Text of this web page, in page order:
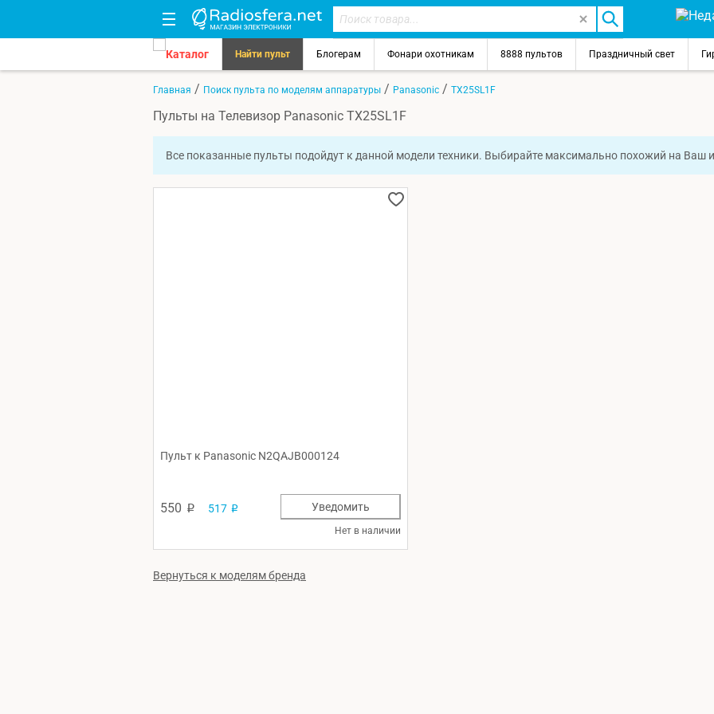
Каталог Найти пульт Блогерам Фонари охотникам 8888 пультов Праздничный свет
Главная / Поиск пульта по моделям аппаратуры / Panasonic / TX25SL1F
Пульты на Телевизор Panasonic TX25SL1F
Все показанные пульты подойдут к данной модели техники. Выбирайте максимально похожий на Ваш
Пульт к Panasonic N2QAJB000124
550 p 517 p
Нет в наличии
Уведомить
Вернуться к моделям бренда